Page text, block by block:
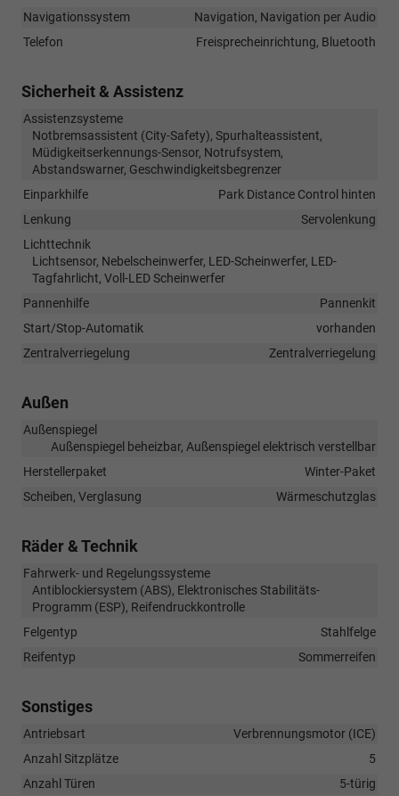
Navigationssystem
Navigation, Navigation per Audio
Telefon
Freisprecheinrichtung, Bluetooth
Sicherheit & Assistenz
Assistenzsysteme
Notbremsassistent (City-Safety), Spurhalteassistent,
Müdigkeitserkennungs-Sensor, Notrufsystem,
Abstandswarner, Geschwindigkeitsbegrenzer
Einparkhilfe
Park Distance Control hinten
Lenkung
Servolenkung
Lichttechnik
Lichtsensor, Nebelscheinwerfer, LED-Scheinwerfer, LED-
Tagfahrlicht, Voll-LED Scheinwerfer
Pannenhilfe
Pannenkit
Start/Stop-Automatik
vorhanden
Zentralverriegelung
Zentralverriegelung
Außen
Außenspiegel
Außenspiegel beheizbar, Außenspiegel elektrisch verstellbar
Herstellerpaket
Winter-Paket
Scheiben, Verglasung
Wärmeschutzglas
Räder & Technik
Fahrwerk- und Regelungssysteme
Antiblockiersystem (ABS), Elektronisches Stabilitäts-
Programm (ESP), Reifendruckkontrolle
Felgentyp
Stahlfelge
Reifentyp
Sommerreifen
Sonstiges
Antriebsart
Verbrennungsmotor (ICE)
Anzahl Sitzplätze
5
Anzahl Türen
5-türig